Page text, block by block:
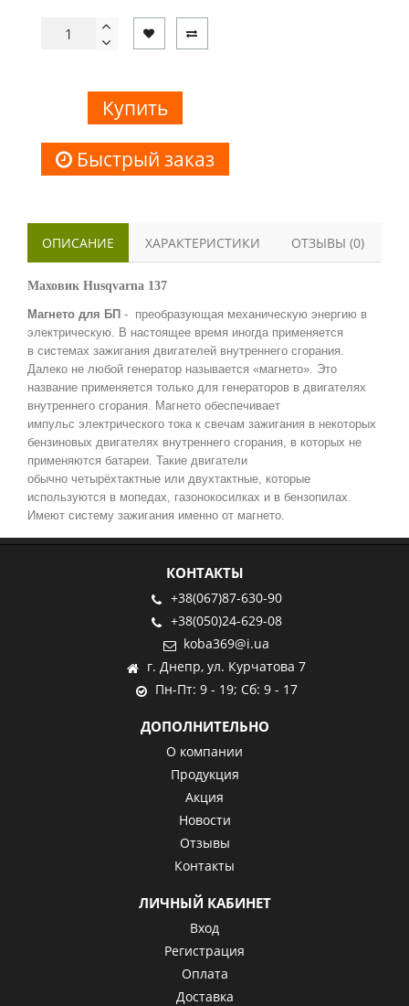
Купить
Быстрый заказ
ОПИСАНИЕ ХАРАКТЕРИСТИКИ ОТЗЫВЫ (0)
Маховик Husqvarna 137
Магнето для БП - преобразующая механическую энергию в
электрическую. В настоящее время иногда применяется
в системах зажигания двигателей внутреннего сгорания.
Далеко не любой генератор называется «магнето». Это
название применяется только для генераторов в двигателях
внутреннего сгорания. Магнето обеспечивает
импульс электрического тока к свечам зажигания в некоторых
бензиновых двигателях внутреннего сгорания, в которых не
применяются батареи. Такие двигатели
обычно четырёхтактные или двухтактные, которые
используются в мопедах, газонокосилках и в бензопилах.
Имеют систему зажигания именно от магнето.
КОНТАКТЫ
+38(067)87-630-90
+38(050)24-629-08
koba369@i.ua
г. Днепр, ул. Курчатова 7
Пн-Пт: 9 - 19; Сб: 9 - 17
ДОПОЛНИТЕЛЬНО
О компании
Продукция
Акция
Новости
Отзывы
Контакты
ЛИЧНЫЙ КАБИНЕТ
Вход
Регистрация
Оплата
Доставка